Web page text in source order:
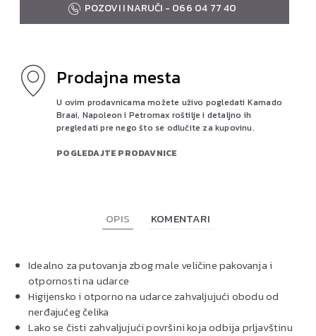
POZOVI I NARUČI - 066 04 77 40
Prodajna mesta
U ovim prodavnicama možete uživo pogledati Kamado
Braai, Napoleon i Petromax roštilje i detaljno ih
pregledati pre nego što se odlučite za kupovinu.
POGLEDAJTE PRODAVNICE
OPIS KOMENTARI
Idealno za putovanja zbog male veličine pakovanja i
otpornosti na udarce
Higijensko i otporno na udarce zahvaljujući obodu od
nerđajućeg čelika
Lako se čisti zahvaljujući površini koja odbija prljavštinu